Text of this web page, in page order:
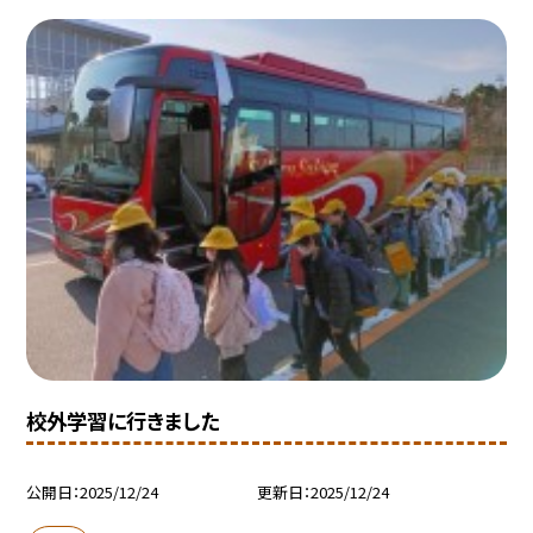
校外学習に行きました
公開日 2025/12/24 更新日 2025/12/24